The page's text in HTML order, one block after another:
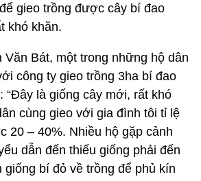
gieo trồng được cây bí đao
khó khăn.
Văn Bát, một trong những hộ dân
công ty gieo trồng 3ha bí đao
“Đây là giống cây mới, rất khó
cùng gieo với gia đình tôi tỉ lệ
20 – 40%. Nhiều hộ gặp cảnh
dẫn đến thiếu giống phải đến
giống bí đỏ về trồng để phủ kín